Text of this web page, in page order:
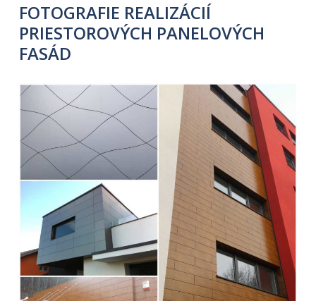
FOTOGRAFIE REALIZÁCIÍ
PRIESTOROVÝCH PANELOVÝCH
FASÁD